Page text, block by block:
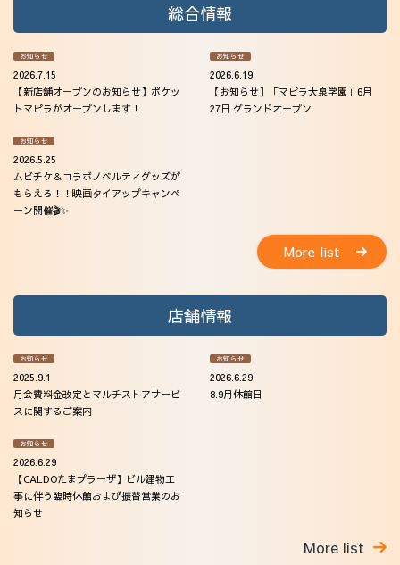
総合情報
お知らせ
2026.7.15
【新店舗オープンのお知らせ】ポケッ
トマピラがオープンします！
お知らせ
2026.6.19
【お知らせ】「マピラ大泉学園」6月
27日 グランドオープン
お知らせ
2026.5.25
ムビチケ＆コラボノベルティグッズが
もらえる！！映画タイアップキャンペ
ーン開催🎬✨
More list
店舗情報
お知らせ
2025.9.1
月会費料金改定とマルチストアサービ
スに関するご案内
お知らせ
2026.6.29
8.9月休館日
お知らせ
2026.6.29
【CALDOたまプラーザ】ビル建物工
事に伴う臨時休館および振替営業のお
知らせ
More list